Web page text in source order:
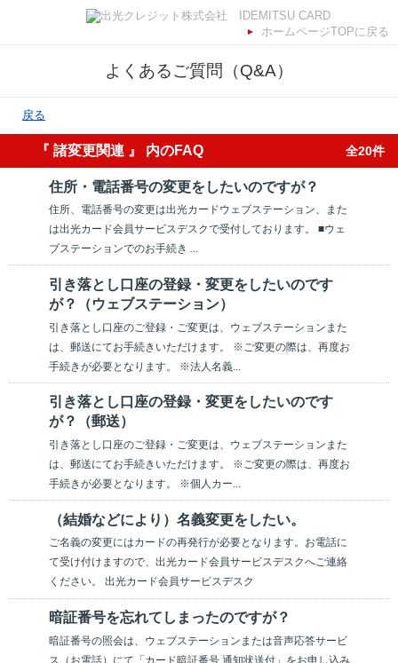
ホームページTOPに戻る
よくあるご質問（Q&A）
戻る
『 諸変更関連 』 内のFAQ 全20件
住所・電話番号の変更をしたいのですが？
住所、電話番号の変更は出光カードウェブステーション、また
は出光カード会員サービスデスクで受付しております。 ■ウェ
ブステーションでのお手続き ...
引き落とし口座の登録・変更をしたいのです
が？（ウェブステーション）
引き落とし口座のご登録・ご変更は、ウェブステーションまた
は、郵送にてお手続きいただけます。 ※ご変更の際は、再度お
手続きが必要となります。 ※法人名義...
引き落とし口座の登録・変更をしたいのです
が？（郵送）
引き落とし口座のご登録・ご変更は、ウェブステーションまた
は、郵送にてお手続きいただけます。 ※ご変更の際は、再度お
手続きが必要となります。 ※個人カー...
（結婚などにより）名義変更をしたい。
ご名義の変更にはカードの再発行が必要となります。お電話に
て受け付けますので、出光カード会員サービスデスクへご連絡
ください。 出光カード会員サービスデスク
暗証番号を忘れてしまったのですが？
暗証番号の照会は、ウェブステーションまたは音声応答サービ
ス（お電話）にて「カード暗証番号 通知状送付」をお申し込み